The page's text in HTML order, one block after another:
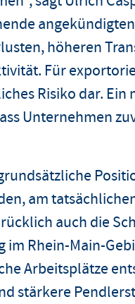
höheren
Für
Risiko dar. Ein
Unternehmen
am
auch die
Rhein-Main-
Arbeitsplätze
stärkere